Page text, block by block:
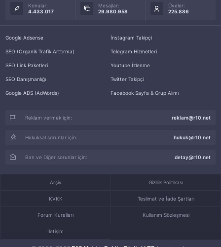
Konular:
4.433.017
Mesajlar:
29.980.958
Üyeler:
225.886
Google Adsense
SEO (Organik Trafik Arttırma)
SEO Link Paketleri
SEO Danışmanlığı
Google ADS (AdWords)
İnstagram Takipçi
Telegram Hizmetleri
Youtube İzlenme
Twitter Takipçi
Facebook Sayfa & Grup Alımı
Reklam vermek için: reklam@r10.net
Hukuksal sorunlar için: hukuk@r10.net
Ban ve Diğer sorunlar için: detay@r10.net
Arşiv Gizlilik Politikası
KVKK Teslimat ve İade Şartları
Forum Kuralları Kullanım Sözleşmesi
İletişim